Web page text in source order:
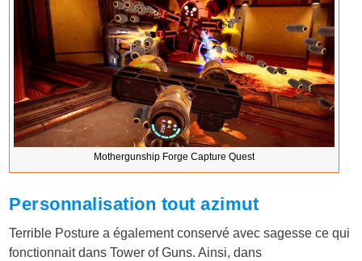
Mothergunship Forge Capture Quest
Personnalisation tout azimut
Terrible Posture a également conservé avec sagesse ce qui
fonctionnait dans Tower of Guns. Ainsi, dans